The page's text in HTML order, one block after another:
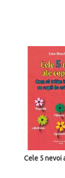
Cele 5 nevoi